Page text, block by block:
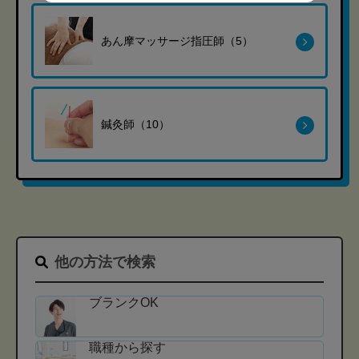
あん摩マッサージ指圧師（5）
鍼灸師（10）
他の方法で検索
ブランクOK
職種から探す